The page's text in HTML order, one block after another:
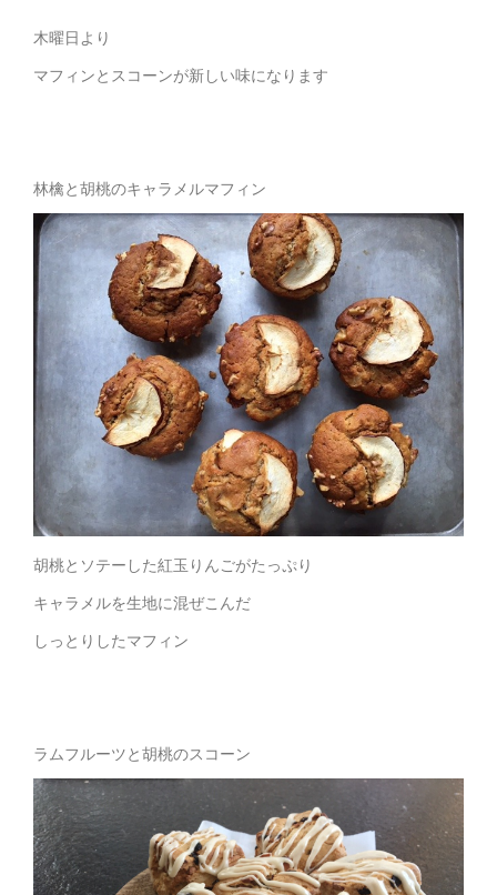
木曜日より
マフィンとスコーンが新しい味になります
林檎と胡桃のキャラメルマフィン
胡桃とソテーした紅玉りんごがたっぷり
キャラメルを生地に混ぜこんだ
しっとりしたマフィン
ラムフルーツと胡桃のスコーン